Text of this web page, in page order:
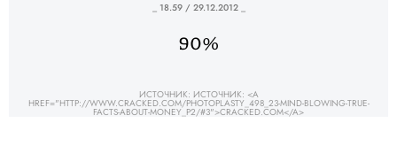
_ 18.59 / 29.12.2012 _
90%
ИСТОЧНИК: ИСТОЧНИК: <A
HREF="HTTP://WWW.CRACKED.COM/PHOTOPLASTY_498_23-MIND-BLOWING-TRUE-
FACTS-ABOUT-MONEY_P2/#3">CRACKED.COM</A>